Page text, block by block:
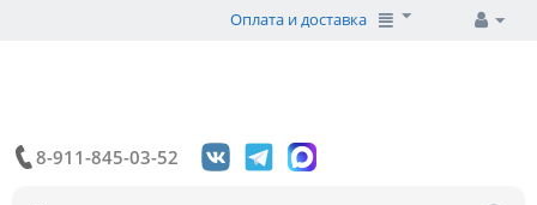
Оплата и доставка
8-911-845-03-52